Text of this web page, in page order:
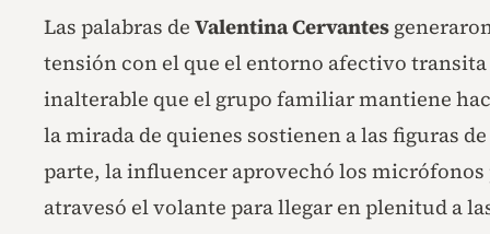
Las palabras de Valentina Cervantes
tensión con el que el entorno afectivo
inalterable que el grupo familiar mantiene
la mirada de quienes sostienen a las figuras
parte, la influencer aprovechó los
atravesó el volante para llegar en plenitud a